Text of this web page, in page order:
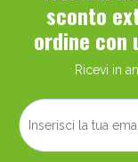
sconto
ordine con
Ricevi in